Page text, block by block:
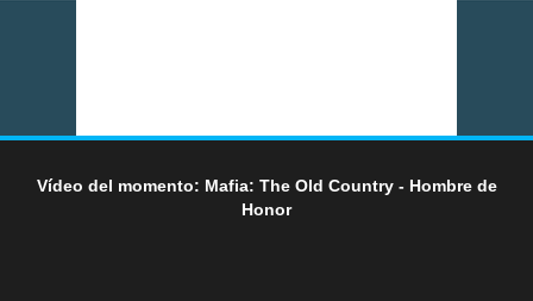
Vídeo del momento: Mafia: The Old Country - Hombre de
Honor